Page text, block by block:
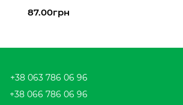
87.00грн
+38 063 786 06 96
+38 066 786 06 96